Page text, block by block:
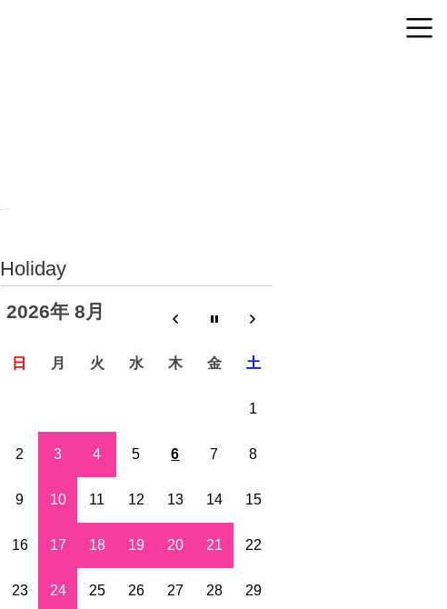
Holiday
2026年 8月
日 月 火 水 木 金 土
1
2 3 4 5 6 7 8
9 10 11 12 13 14 15
16 17 18 19 20 21 22
23 24 25 26 27 28 29